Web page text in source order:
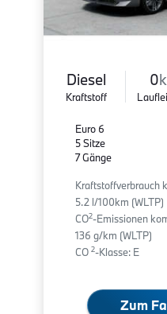
Diesel
Kraftstoff
0
Euro 6
5 Sitze
7 Gänge
Kraftstoffverbrauch
5.2 l/100km (WLTP)
CO2-Emissionen
136 g/km (WLTP)
CO 2-Klasse: E
Zum